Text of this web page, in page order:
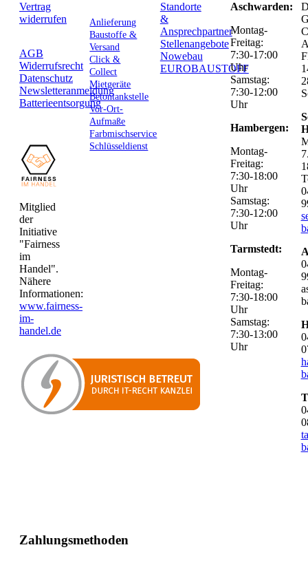
Vertrag
widerrufen
AGB
Widerrufsrecht
Datenschutz
Newsletteranmeldung
Batterieentsorgung
Mitglied
der
Initiative
"Fairness
im
Handel".
Nähere
Informationen:
www.fairness-
im-
handel.de
Anlieferung
Baustoffe &
Versand
Click &
Collect
Mietgeräte
Betontankstelle
Vor-Ort-
Aufmaße
Farbmischservice
Schlüsseldienst
Standorte
&
Ansprechpartner
Stellenangebote
Nowebau
EUROBAUSTOFF
Aschwarden:
Montag-
Freitag:
7:30-17:00
Uhr
Samstag:
7:30-12:00
Uhr
Hambergen:
Montag-
Freitag:
7:30-18:00
Uhr
Samstag:
7:30-12:00
Uhr
Tarmstedt:
Montag-
Freitag:
7:30-18:00
Uhr
Samstag:
7:30-13:00
Uhr
Zahlungsmethoden